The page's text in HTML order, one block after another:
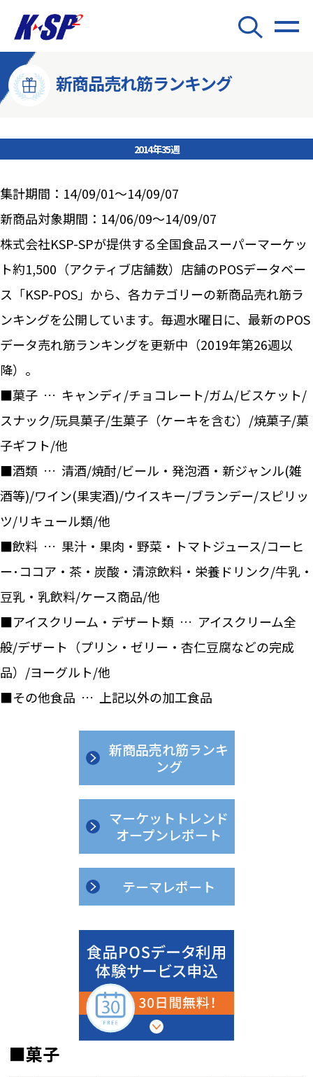
新商品売れ筋ランキング
2014年35週
集計期間：14/09/01～14/09/07
新商品対象期間：14/06/09～14/09/07
株式会社KSP-SPが提供する全国食品スーパーマーケッ
ト約1,500（アクティブ店舗数）店舗のPOSデータベー
ス「KSP-POS」から、各カテゴリーの新商品売れ筋ラ
ンキングを公開しています。毎週水曜日に、最新のPOS
データ売れ筋ランキングを更新中（2019年第26週以
降）。
■菓子 … キャンディ/チョコレート/ガム/ビスケット/
スナック/玩具菓子/生菓子（ケーキを含む）/焼菓子/菓
子ギフト/他
■酒類 … 清酒/焼酎/ビール・発泡酒・新ジャンル(雑
酒等)/ワイン(果実酒)/ウイスキー/ブランデー/スピリッ
ツ/リキュール類/他
■飲料 … 果汁・果肉・野菜・トマトジュース/コーヒ
ー･ココア・茶・炭酸・清涼飲料・栄養ドリンク/牛乳・
豆乳・乳飲料/ケース商品/他
■アイスクリーム・デザート類 … アイスクリーム全
般/デザート（プリン・ゼリー・杏仁豆腐などの完成
品）/ヨーグルト/他
■その他食品 … 上記以外の加工食品
新商品売れ筋ランキ
ング
マーケットトレンド
オープンレポート
テーマレポート
■菓子